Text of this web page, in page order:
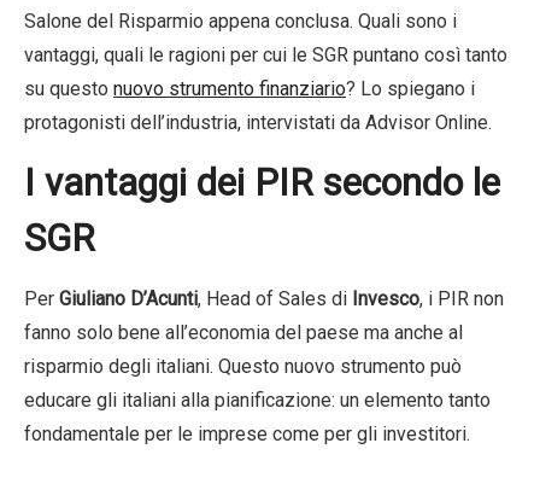
Salone del Risparmio appena conclusa. Quali sono i
vantaggi, quali le ragioni per cui le SGR puntano così tanto
su questo nuovo strumento finanziario? Lo spiegano i
protagonisti dell’industria, intervistati da Advisor Online.
I vantaggi dei PIR secondo le
SGR
Per Giuliano D’Acunti, Head of Sales di Invesco, i PIR non
fanno solo bene all’economia del paese ma anche al
risparmio degli italiani. Questo nuovo strumento può
educare gli italiani alla pianificazione: un elemento tanto
fondamentale per le imprese come per gli investitori.